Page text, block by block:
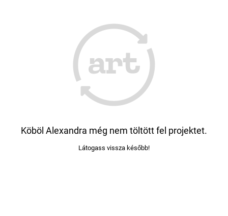
Köböl Alexandra még nem töltött fel projektet.
Látogass vissza később!